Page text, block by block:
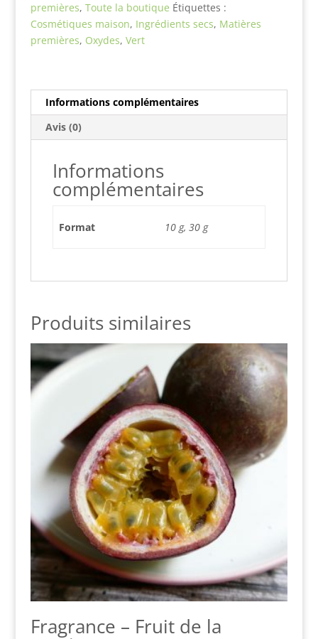
premières, Toute la boutique Étiquettes :
Cosmétiques maison, Ingrédients secs, Matières
premières, Oxydes, Vert
Informations complémentaires
Avis (0)
Informations
complémentaires
Format 10 g, 30 g
Produits similaires
Fragrance – Fruit de la